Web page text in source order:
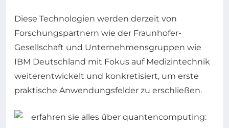
Diese Technologien werden derzeit von
Forschungspartnern wie der Fraunhofer-
Gesellschaft und Unternehmensgruppen wie
IBM Deutschland mit Fokus auf Medizintechnik
weiterentwickelt und konkretisiert, um erste
praktische Anwendungsfelder zu erschließen.